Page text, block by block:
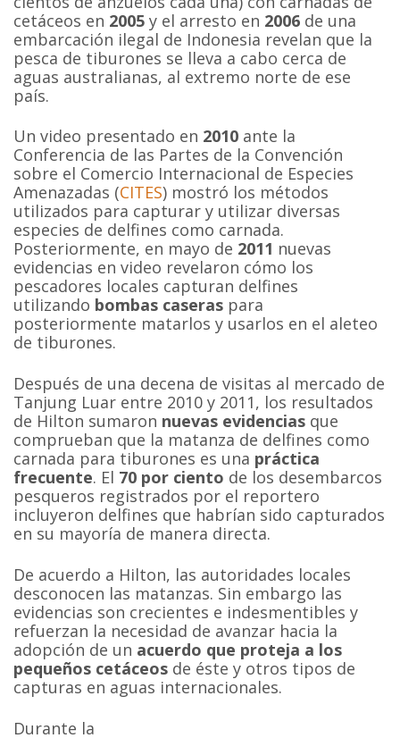
cetáceos en 2005 y el arresto en 2006 de una
embarcación ilegal de Indonesia revelan que la
pesca de tiburones se lleva a cabo cerca de
aguas australianas, al extremo norte de ese
país.
Un video presentado en 2010 ante la
Conferencia de las Partes de la Convención
sobre el Comercio Internacional de Especies
Amenazadas (CITES) mostró los métodos
utilizados para capturar y utilizar diversas
especies de delfines como carnada.
Posteriormente, en mayo de 2011 nuevas
evidencias en video revelaron cómo los
pescadores locales capturan delfines
utilizando bombas caseras para
posteriormente matarlos y usarlos en el aleteo
de tiburones.
Después de una decena de visitas al mercado de
Tanjung Luar entre 2010 y 2011, los resultados
de Hilton sumaron nuevas evidencias que
comprueban que la matanza de delfines como
carnada para tiburones es una práctica
frecuente. El 70 por ciento de los desembarcos
pesqueros registrados por el reportero
incluyeron delfines que habrían sido capturados
en su mayoría de manera directa.
De acuerdo a Hilton, las autoridades locales
desconocen las matanzas. Sin embargo las
evidencias son crecientes e indesmentibles y
refuerzan la necesidad de avanzar hacia la
adopción de un acuerdo que proteja a los
pequeños cetáceos de éste y otros tipos de
capturas en aguas internacionales.
Durante la